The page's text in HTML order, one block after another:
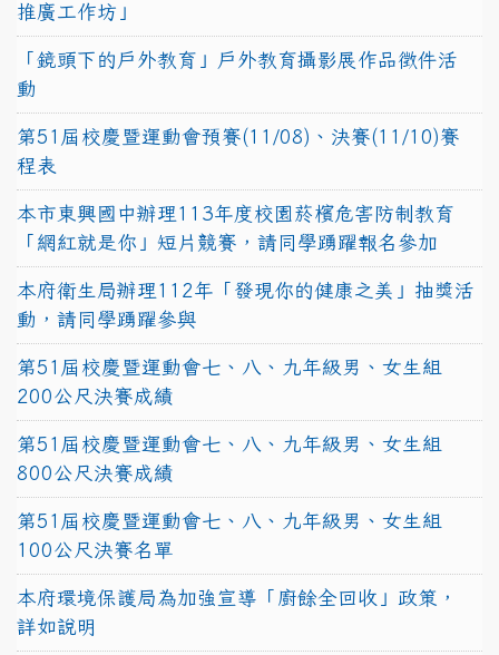
推廣工作坊」
「鏡頭下的戶外教育」戶外教育攝影展作品徵件活
動
第51屆校慶暨運動會預賽(11/08)、決賽(11/10)賽
程表
本市東興國中辦理113年度校園菸檳危害防制教育
「網紅就是你」短片競賽，請同學踴躍報名參加
本府衛生局辦理112年「發現你的健康之美」抽獎活
動，請同學踴躍參與
第51屆校慶暨運動會七、八、九年級男、女生組
200公尺決賽成績
第51屆校慶暨運動會七、八、九年級男、女生組
800公尺決賽成績
第51屆校慶暨運動會七、八、九年級男、女生組
100公尺決賽名單
本府環境保護局為加強宣導「廚餘全回收」政策，
詳如說明